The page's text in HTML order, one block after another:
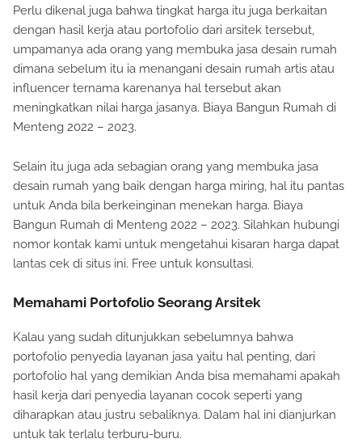
Perlu dikenal juga bahwa tingkat harga itu juga berkaitan
dengan hasil kerja atau portofolio dari arsitek tersebut,
umpamanya ada orang yang membuka jasa desain rumah
dimana sebelum itu ia menangani desain rumah artis atau
influencer ternama karenanya hal tersebut akan
meningkatkan nilai harga jasanya. Biaya Bangun Rumah di
Menteng 2022 – 2023.
Selain itu juga ada sebagian orang yang membuka jasa
desain rumah yang baik dengan harga miring, hal itu pantas
untuk Anda bila berkeinginan menekan harga. Biaya
Bangun Rumah di Menteng 2022 – 2023. Silahkan hubungi
nomor kontak kami untuk mengetahui kisaran harga dapat
lantas cek di situs ini. Free untuk konsultasi.
Memahami Portofolio Seorang Arsitek
Kalau yang sudah ditunjukkan sebelumnya bahwa
portofolio penyedia layanan jasa yaitu hal penting, dari
portofolio hal yang demikian Anda bisa memahami apakah
hasil kerja dari penyedia layanan cocok seperti yang
diharapkan atau justru sebaliknya. Dalam hal ini dianjurkan
untuk tak terlalu terburu-buru.